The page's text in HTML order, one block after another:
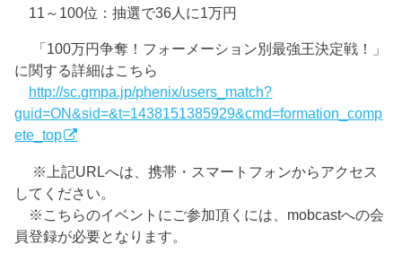
11～100位：抽選で36人に1万円
「100万円争奪！フォーメーション別最強王決定戦！」
に関する詳細はこちら
http://sc.gmpa.jp/phenix/users_match?
guid=ON&sid=&t=1438151385929&cmd=formation_comp
ete_top
※上記URLへは、携帯・スマートフォンからアクセス
してください。
※こちらのイベントにご参加頂くには、mobcastへの会
員登録が必要となります。